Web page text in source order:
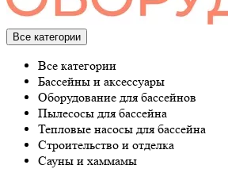
Все категории
Все категории
Бассейны и аксессуары
Оборудование для бассейнов
Пылесосы для бассейна
Тепловые насосы для бассейна
Строительство и отделка
Сауны и хаммамы